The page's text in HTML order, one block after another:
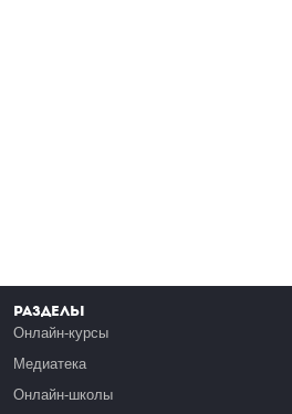
Разделы
Онлайн-курсы
Медиатека
Онлайн-школы